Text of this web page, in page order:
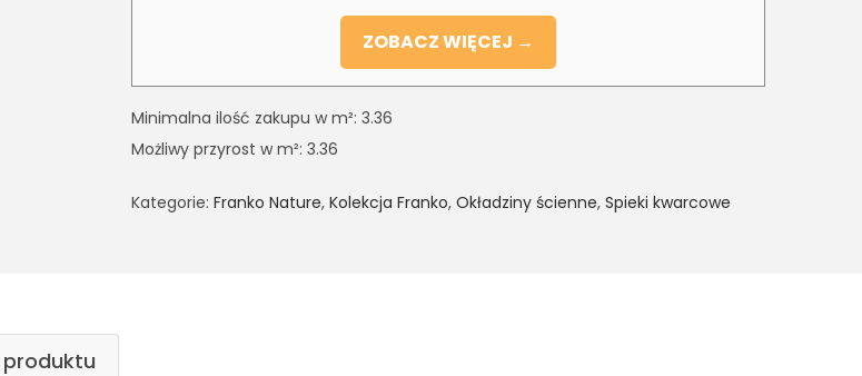
ZOBACZ WIĘCEJ →
Minimalna ilość zakupu w m²: 3.36
Możliwy przyrost w m²: 3.36
Kategorie: Franko Nature, Kolekcja Franko, Okładziny ścienne, Spieki kwarcowe